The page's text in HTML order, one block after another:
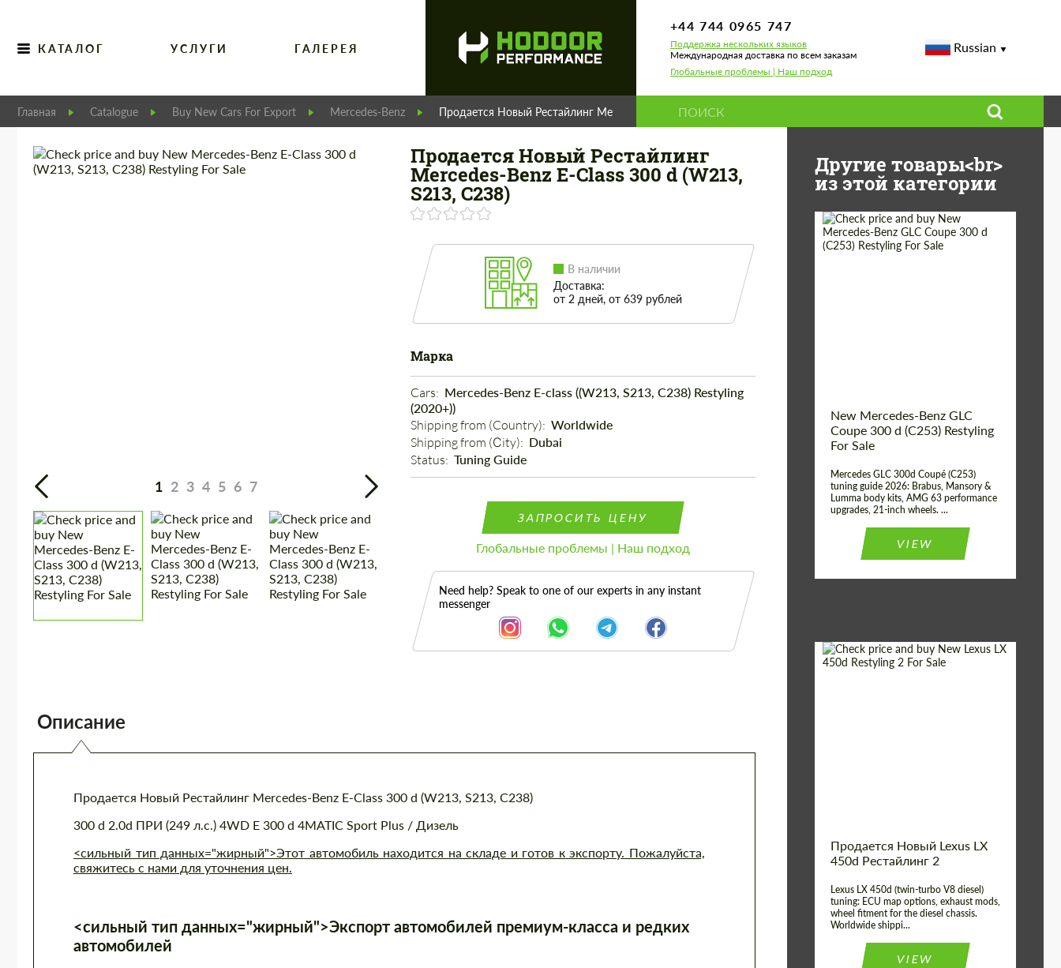
КАТАЛОГ УСЛУГИ ГАЛЕРЕЯ
+44 744 0965 747
Поддержка нескольких языков
Международная доставка по всем заказам
Глобальные проблемы | Наш подход
Russian
Главная Catalogue Buy New Cars For Export Mercedes-Benz Продается Новый Рестайлинг Mercedes-Benz E-Class 300 d (W213, S213, C238)
1 2 3 4 5 6 7
Продается Новый Рестайлинг
Mercedes-Benz E-Class 300 d (W213,
S213, C238)
В наличии
Доставка:
от 2 дней, от 639 рублей
Марка
Cars: Mercedes-Benz E-class ((W213, S213, C238) Restyling
(2020+))
Shipping from (Country): Worldwide
Shipping from (Сity): Dubai
Status: Tuning Guide
ЗАПРОСИТЬ ЦЕНУ
Глобальные проблемы | Наш подход
Need help? Speak to one of our experts in any instant
messenger
Описание
Продается Новый Рестайлинг Mercedes-Benz E-Class 300 d (W213, S213, C238)
300 d 2.0d ПРИ (249 л.с.) 4WD E 300 d 4MATIC Sport Plus / Дизель
<сильный тип данных="жирный">Этот автомобиль находится на складе и готов к экспорту. Пожалуйста,
свяжитесь с нами для уточнения цен.
<сильный тип данных="жирный">Экспорт автомобилей премиум-класса и редких
автомобилей
Другие товары<br>
из этой категории
New Mercedes-Benz GLC
Coupe 300 d (C253) Restyling
For Sale
Mercedes GLC 300d Coupé (C253)
tuning guide 2026: Brabus, Mansory &
Lumma body kits, AMG 63 performance
upgrades, 21-inch wheels. ...
VIEW
Продается Новый Lexus LX
450d Рестайлинг 2
Lexus LX 450d (twin-turbo V8 diesel)
tuning: ECU map options, exhaust mods,
wheel fitment for the diesel chassis.
Worldwide shippi...
VIEW